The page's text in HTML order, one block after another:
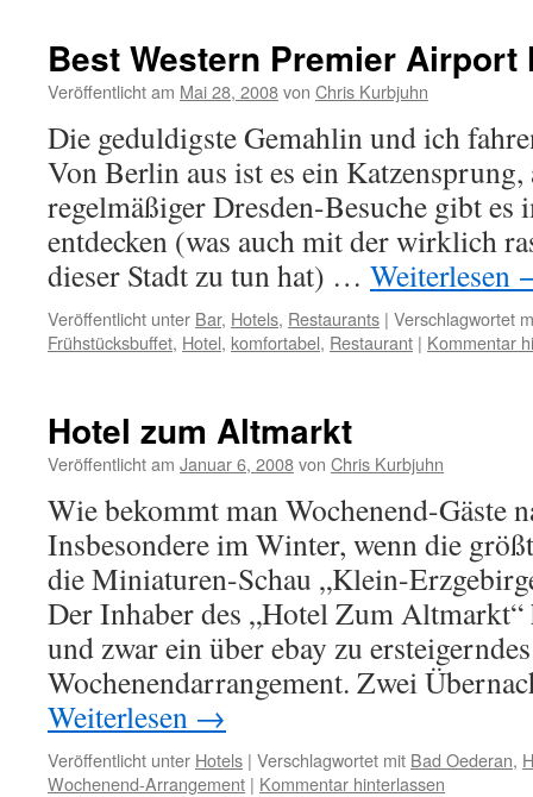
Best Western Premier Airport
Veröffentlicht am Mai 28, 2008von Chris Kurbjuhn
Die geduldigste Gemahlin und ich
Von Berlin aus ist es ein Katzensprung,
regelmäßiger Dresden-Besuche gibt es
entdecken (was auch mit der wirklich
dieser Stadt zu tun hat) … Weiterlesen
Veröffentlicht unter Bar, Hotels, Restaurants | Verschlagwortet
Frühstücksbuffet, Hotel, komfortabel, Restaurant | Kommentar
Hotel zum Altmarkt
Veröffentlicht am Januar 6, 2008von Chris Kurbjuhn
Wie bekommt man Wochenend-Gäste
Insbesondere im Winter, wenn die
die Miniaturen-Schau „Klein-
Der Inhaber des „Hotel Zum Altmarkt“
und zwar ein über ebay zu
Wochenendarrangement. Zwei
Weiterlesen →
Veröffentlicht unter Hotels | Verschlagwortet mit Bad Oederan,
Wochenend-Arrangement | Kommentar hinterlassen